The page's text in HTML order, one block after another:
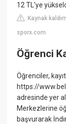
12 TL'ye
Kaynak
sporx.com
Öğrenci
Öğrenciler,
https://
adresinde yer
Merkezlerine
başvurarak